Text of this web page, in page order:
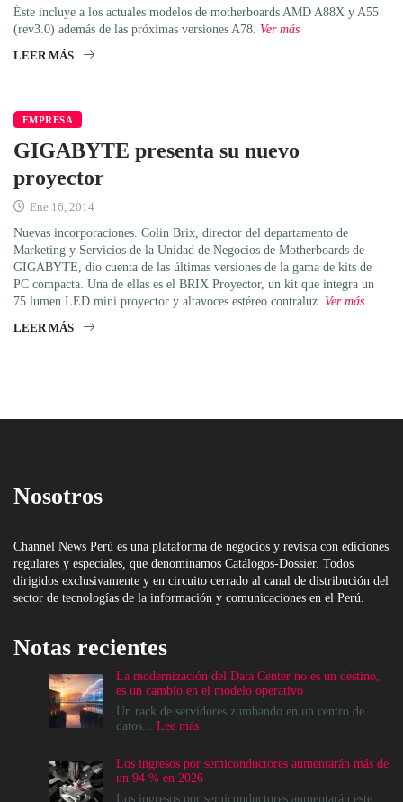
Éste incluye a los actuales modelos de motherboards AMD A88X y A55
(rev3.0) además de las próximas versiones A78. Ver más
LEER MÁS
EMPRESA
GIGABYTE presenta su nuevo
proyector
Ene 16, 2014
Nuevas incorporaciones. Colin Brix, director del departamento de
Marketing y Servicios de la Unidad de Negocios de Motherboards de
GIGABYTE, dio cuenta de las últimas versiones de la gama de kits de
PC compacta. Una de ellas es el BRIX Proyector, un kit que integra un
75 lumen LED mini proyector y altavoces estéreo contraluz. Ver más
LEER MÁS
Nosotros
Channel News Perú es una plataforma de negocios y revista con ediciones
regulares y especiales, que denominamos Catálogos-Dossier. Todos
dirigidos exclusivamente y en circuito cerrado al canal de distribución del
sector de tecnologías de la información y comunicaciones en el Perú.
Notas recientes
La modernización del Data Center no es un destino,
es un cambio en el modelo operativo
Un rack de servidores zumbando en un centro de
datos... Lee más:
del
Data
Center
Los ingresos por semiconductores aumentarán más de
un 94 % en 2026
Los ingresos por semiconductores aumentarán este